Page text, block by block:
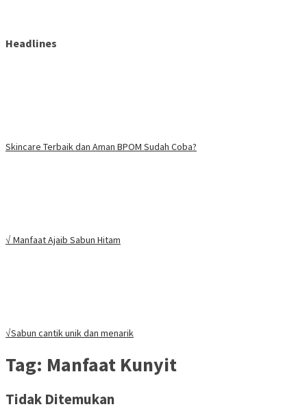
Headlines
Skincare Terbaik dan Aman BPOM Sudah Coba?
√ Manfaat Ajaib Sabun Hitam
√Sabun cantik unik dan menarik
Tag: Manfaat Kunyit
Tidak Ditemukan